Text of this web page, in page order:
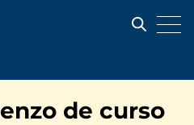
de curso